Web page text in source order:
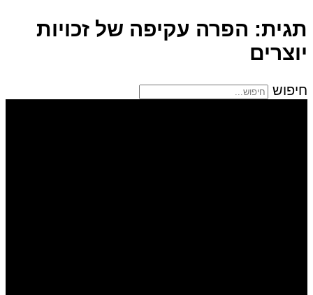
תגית: הפרה עקיפה של זכויות
יוצרים
חיפוש